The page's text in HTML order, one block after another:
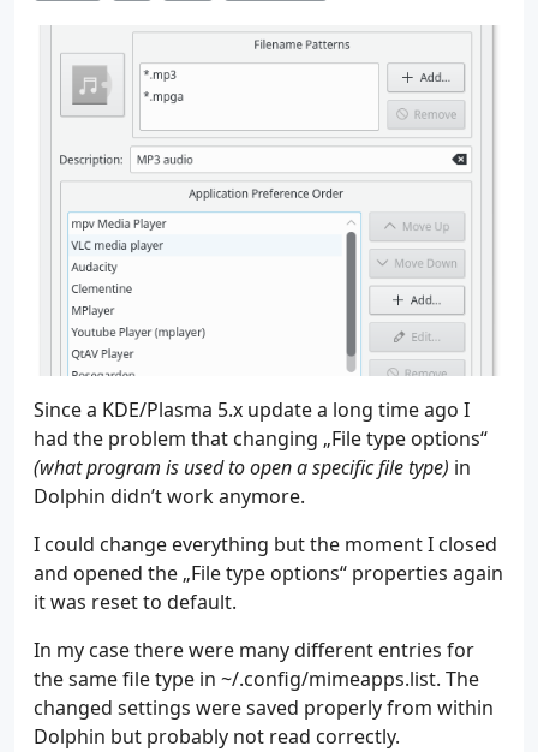
Since a KDE/Plasma 5.x update a long time ago I
had the problem that changing „File type options“
(what program is used to open a specific file type) in
Dolphin didn’t work anymore.
I could change everything but the moment I closed
and opened the „File type options“ properties again
it was reset to default.
In my case there were many different entries for
the same file type in ~/.config/mimeapps.list. The
changed settings were saved properly from within
Dolphin but probably not read correctly.